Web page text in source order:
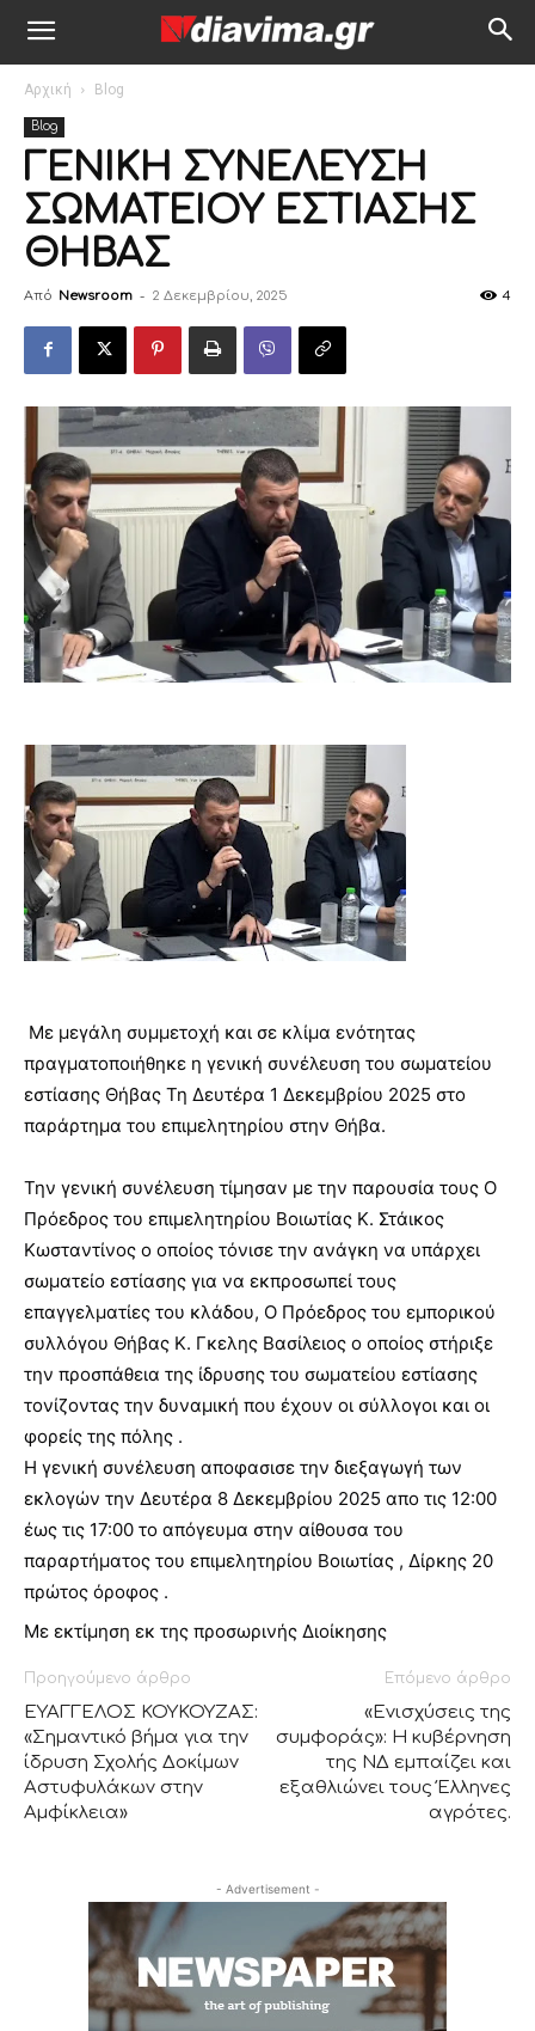
Αρχική Blog
Blog
ΓΕΝΙΚΗ ΣΥΝΕΛΕΥΣΗ
ΣΩΜΑΤΕΙΟΥ ΕΣΤΙΑΣΗΣ
ΘΗΒΑΣ
Από Newsroom - 2 Δεκεμβρίου, 2025 4
Με μεγάλη συμμετοχή και σε κλίμα ενότητας
πραγματοποιήθηκε η γενική συνέλευση του σωματείου
εστίασης Θήβας Τη Δευτέρα 1 Δεκεμβρίου 2025 στο
παράρτημα του επιμελητηρίου στην Θήβα.
Την γενική συνέλευση τίμησαν με την παρουσία τους Ο
Πρόεδρος του επιμελητηρίου Βοιωτίας K. Στάικος
Κωσταντίνος ο οποίος τόνισε την ανάγκη να υπάρχει
σωματείο εστίασης για να εκπροσωπεί τους
επαγγελματίες του κλάδου, O Πρόεδρος του εμπορικού
συλλόγου Θήβας K. Γκελης Βασίλειος ο οποίος στήριξε
την προσπάθεια της ίδρυσης του σωματείου εστίασης
τονίζοντας την δυναμική που έχουν οι σύλλογοι και οι
φορείς της πόλης .
Η γενική συνέλευση αποφασισε την διεξαγωγή των
εκλογών την Δευτέρα 8 Δεκεμβρίου 2025 απο τις 12:00
έως τις 17:00 το απόγευμα στην αίθουσα του
παραρτήματος του επιμελητηρίου Βοιωτίας , Δίρκης 20
πρώτος όροφος .
Με εκτίμηση εκ της προσωρινής Διοίκησης
Προηγούμενο άρθρο
ΕΥΑΓΓΕΛΟΣ ΚΟΥΚΟΥΖΑΣ:
«Σημαντικό βήμα για την
ίδρυση Σχολής Δοκίμων
Αστυφυλάκων στην
Αμφίκλεια»
Επόμενο άρθρο
«Ενισχύσεις της
συμφοράς»: Η κυβέρνηση
της ΝΔ εμπαίζει και
εξαθλιώνει τους Έλληνες
αγρότες.
- Advertisement -